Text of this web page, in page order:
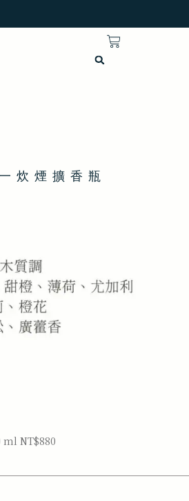
炊煙擴香瓶
ml NT$880